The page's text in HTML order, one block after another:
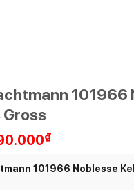
101966
Gross
₫
tại
101966 Noblesse